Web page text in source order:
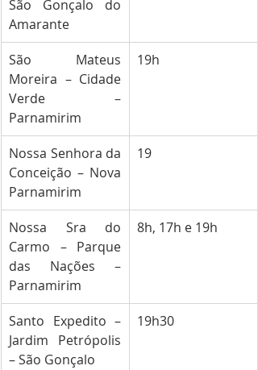
São Gonçalo do
Amarante
São Mateus
Moreira – Cidade
Verde –
Parnamirim
19h
Nossa Senhora da
Conceição – Nova
Parnamirim
19
Nossa Sra do
Carmo – Parque
das Nações –
Parnamirim
8h, 17h e 19h
Santo Expedito –
Jardim Petrópolis
– São Gonçalo
19h30